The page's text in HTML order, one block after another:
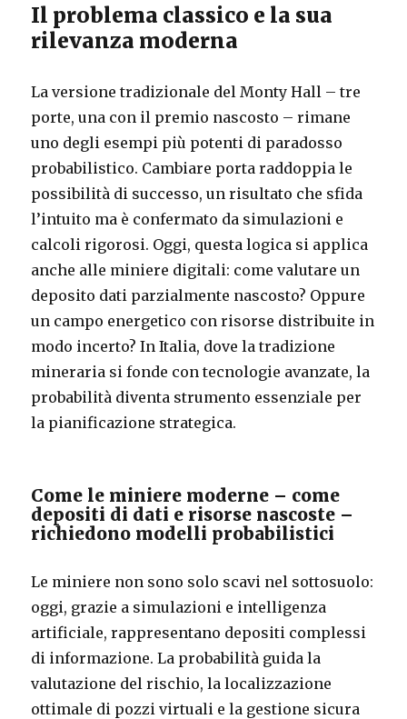
Il problema classico e la sua
rilevanza moderna
La versione tradizionale del Monty Hall – tre
porte, una con il premio nascosto – rimane
uno degli esempi più potenti di paradosso
probabilistico. Cambiare porta raddoppia le
possibilità di successo, un risultato che sfida
l’intuito ma è confermato da simulazioni e
calcoli rigorosi. Oggi, questa logica si applica
anche alle miniere digitali: come valutare un
deposito dati parzialmente nascosto? Oppure
un campo energetico con risorse distribuite in
modo incerto? In Italia, dove la tradizione
mineraria si fonde con tecnologie avanzate, la
probabilità diventa strumento essenziale per
la pianificazione strategica.
Come le miniere moderne – come
depositi di dati e risorse nascoste –
richiedono modelli probabilistici
Le miniere non sono solo scavi nel sottosuolo:
oggi, grazie a simulazioni e intelligenza
artificiale, rappresentano depositi complessi
di informazione. La probabilità guida la
valutazione del rischio, la localizzazione
ottimale di pozzi virtuali e la gestione sicura